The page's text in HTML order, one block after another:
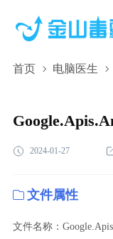
首页 电脑医生
2024-01-27
文件属性
文件名称：